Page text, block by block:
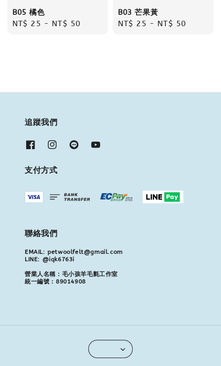
B05 橘色
Regular
NT$ 25 - NT$ 50
B03 芒果黃
Regular
NT$ 25 - NT$ 50
追蹤我們
支付方式
聯絡我們
EMAIL: petwoolfelt@gmail.com
LINE: @iqk6763i
營業人名稱：毛小孩羊毛氈工作室
統一編號：89014908